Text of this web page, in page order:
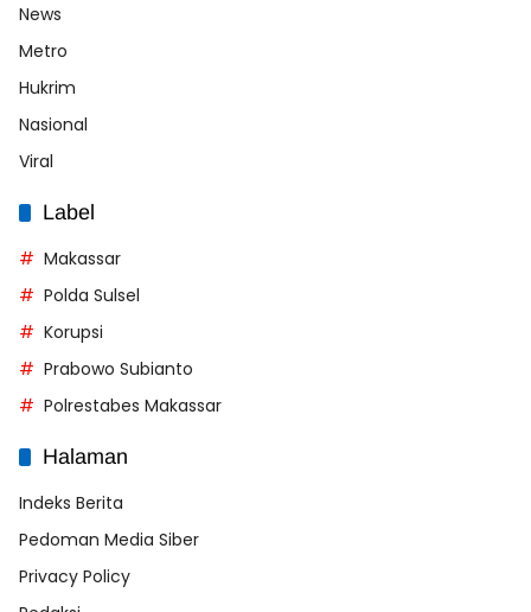
News
Metro
Hukrim
Nasional
Viral
Label
Makassar
Polda Sulsel
Korupsi
Prabowo Subianto
Polrestabes Makassar
Halaman
Indeks Berita
Pedoman Media Siber
Privacy Policy